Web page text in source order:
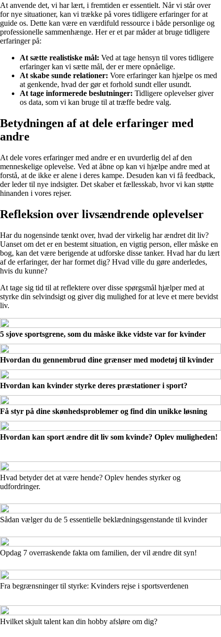
At anvende det, vi har lært, i fremtiden er essentielt. Når vi står over
for nye situationer, kan vi trække på vores tidligere erfaringer for at
guide os. Dette kan være en værdifuld ressource i både personlige og
professionelle sammenhænge. Her er et par måder at bruge tidligere
erfaringer på:
At sætte realistiske mål: Ved at tage hensyn til vores tidligere
erfaringer kan vi sætte mål, der er mere opnåelige.
At skabe sunde relationer: Vore erfaringer kan hjælpe os med
at genkende, hvad der gør et forhold sundt eller usundt.
At tage informerede beslutninger: Tidligere oplevelser giver
os data, som vi kan bruge til at træffe bedre valg.
Betydningen af at dele erfaringer med
andre
At dele vores erfaringer med andre er en uvurderlig del af den
menneskelige oplevelse. Ved at åbne op kan vi hjælpe andre med at
forstå, at de ikke er alene i deres kampe. Desuden kan vi få feedback,
der leder til nye indsigter. Det skaber et fællesskab, hvor vi kan støtte
hinanden i vores rejser.
Refleksion over livsændrende oplevelser
Har du nogensinde tænkt over, hvad der virkelig har ændret dit liv?
Uanset om det er en bestemt situation, en vigtig person, eller måske en
bog, kan det være berigende at udforske disse tanker. Hvad har du lært
af de erfaringer, der har formet dig? Hvad ville du gøre anderledes,
hvis du kunne?
At tage sig tid til at reflektere over disse spørgsmål hjælper med at
styrke din selvindsigt og giver dig mulighed for at leve et mere bevidst
liv.
5 sjove sportsgrene, som du måske ikke vidste var for kvinder
Hvordan du gennembrud dine grænser med modetøj til kvinder
Hvordan kan kvinder styrke deres præstationer i sport?
Få styr på dine skønhedsproblemer og find din unikke løsning
Hvordan kan sport ændre dit liv som kvinde? Oplev muligheden!
Hvad betyder det at være hende? Oplev hendes styrker og
udfordringer.
Sådan vælger du de 5 essentielle beklædningsgenstande til kvinder
Opdag 7 overraskende fakta om familien, der vil ændre dit syn!
Fra begrænsninger til styrke: Kvinders rejse i sportsverdenen
Hvilket skjult talent kan din hobby afsløre om dig?